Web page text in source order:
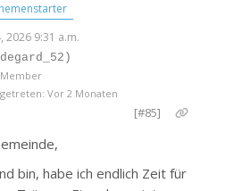
2026 9:31 a.m.
Vor 2 Monaten
[#85]
bin, habe ich endlich Zeit für